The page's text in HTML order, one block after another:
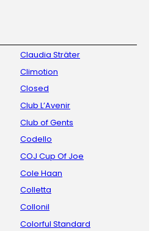
Claudia Sträter
Climotion
Closed
Club L’Avenir
Club of Gents
Codello
COJ Cup Of Joe
Cole Haan
Colletta
Collonil
Colorful Standard